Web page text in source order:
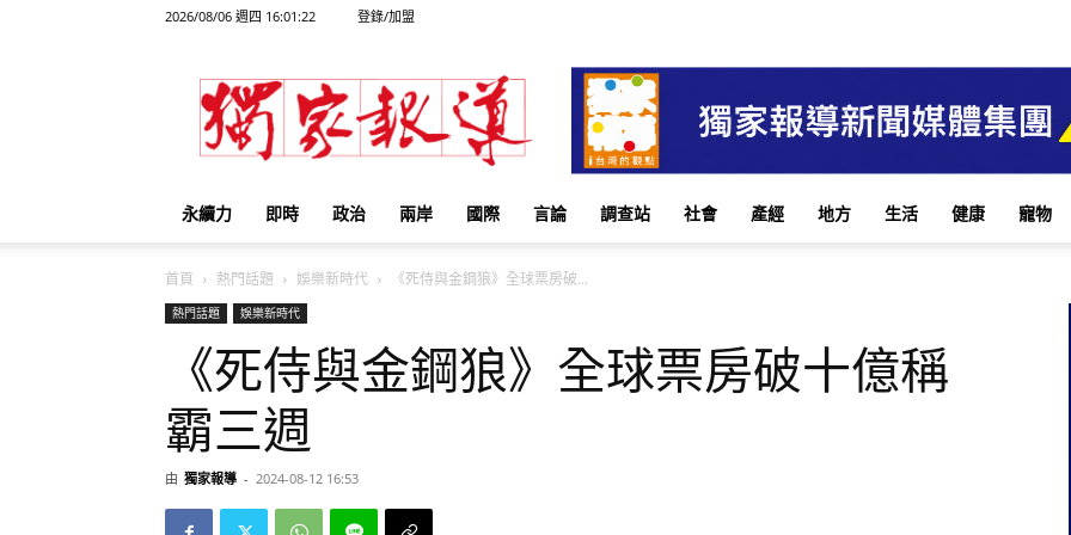
2026/08/06 週四 16:01:22 登錄/加盟
獨
家
報
永續力 即時 政治 兩岸 國際 言論 調查站 社會 產經 地方 生活 健康 寵物
首頁 熱門話題 娛樂新時代 《死侍與金鋼狼》全球票房破...
熱門話題 娛樂新時代
《死侍與金鋼狼》全球票房破十億稱
霸三週
由 獨家報導 - 2024-08-12 16:53